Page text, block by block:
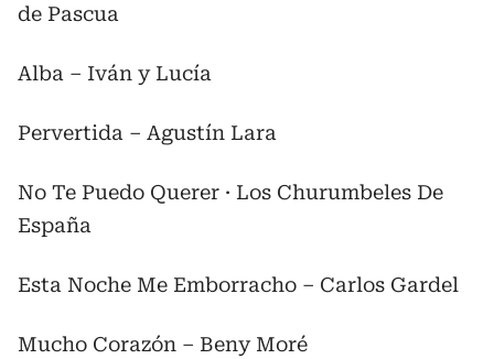
de Pascua
Alba – Iván y Lucía
Pervertida – Agustín Lara
No Te Puedo Querer · Los Churumbeles De
España
Esta Noche Me Emborracho – Carlos Gardel
Mucho Corazón – Beny Moré